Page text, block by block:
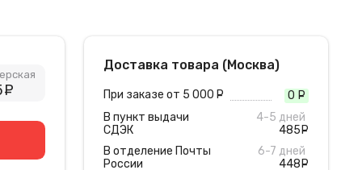
Доставка товара (Москва)
При заказе от 5 000 0
В пункт выдачи
СДЭК
4-5 дней
485
В отделение Почты
России
6-7 дней
448